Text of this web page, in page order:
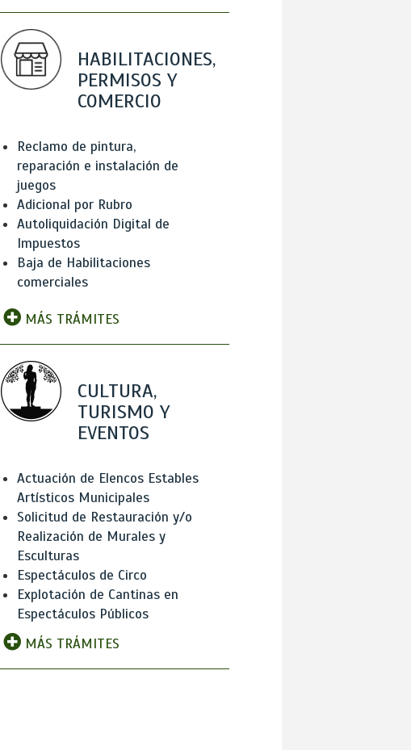
HABILITACIONES,
PERMISOS Y
COMERCIO
Reclamo de pintura,
reparación e instalación de
juegos
Adicional por Rubro
Autoliquidación Digital de
Impuestos
Baja de Habilitaciones
comerciales
MÁS TRÁMITES
CULTURA,
TURISMO Y
EVENTOS
Actuación de Elencos Estables
Artísticos Municipales
Solicitud de Restauración y/o
Realización de Murales y
Esculturas
Espectáculos de Circo
Explotación de Cantinas en
Espectáculos Públicos
MÁS TRÁMITES